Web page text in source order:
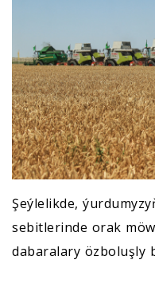
Şeýlelikde,
sebitlerinde orak
dabaralary özboluşly